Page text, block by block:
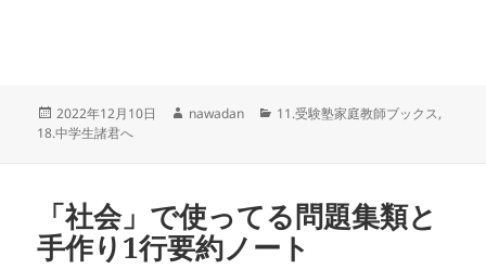
投
稿
2022年12月10日
作
nawadan
カ
11.受験塾家庭教師ブックス,
18.中学生諸君へ
「社会」で使ってる問題集類と
手作り1行要約ノート